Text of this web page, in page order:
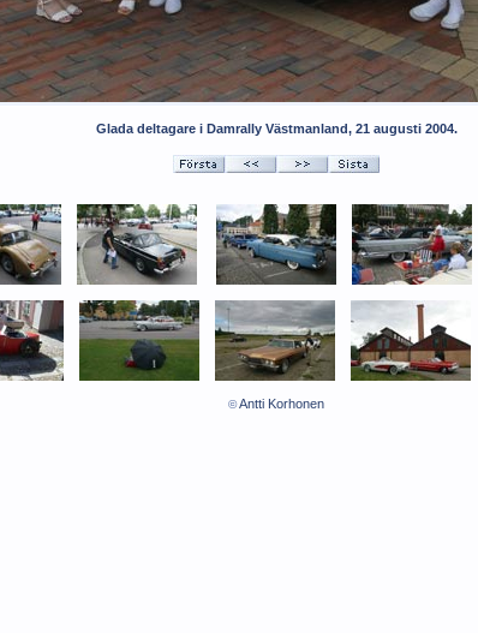
Glada deltagare i Damrally Västmanland, 21 augusti 2004.
©Antti Korhonen